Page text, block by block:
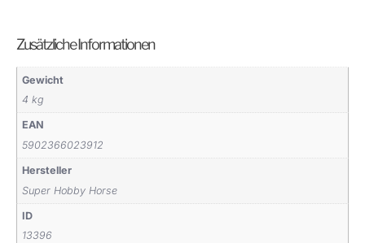
Zusätzliche Informationen
Gewicht
4 kg
EAN
5902366023912
Hersteller
Super Hobby Horse
ID
13396